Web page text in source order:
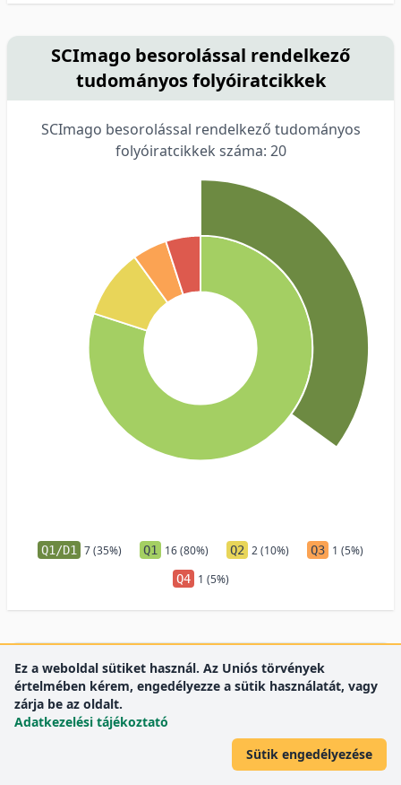
SCImago besorolással rendelkező
tudományos folyóiratcikkek
SCImago besorolással rendelkező tudományos
folyóiratcikkek száma: 20
Q1/D1 7 (35%) Q1 16 (80%) Q2 2 (10%) Q3 1 (5%)
Q4 1 (5%)
SCImago kategóriák
Medicine 19
Biochemistry, Genetics and Molecular Biology
Agricultural and Biological Sciences 1
Ez a weboldal sütiket használ. Az Uniós törvények
értelmében kérem, engedélyezze a sütik használatát, vagy
zárja be az oldalt.
Adatkezelési tájékoztató
Sütik engedélyezése